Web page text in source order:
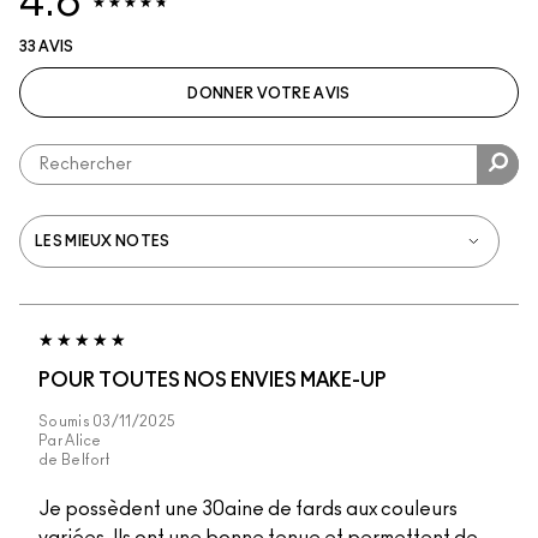
33 AVIS
DONNER VOTRE AVIS
POUR TOUTES NOS ENVIES MAKE-UP
Soumis 03/11/2025
ParAlice
de Belfort
Je possèdent une 30aine de fards aux couleurs